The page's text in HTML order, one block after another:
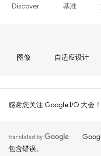
Discover 基准
图像 自适应设计
感谢您关注 Google I/O 大会！
包含错误。